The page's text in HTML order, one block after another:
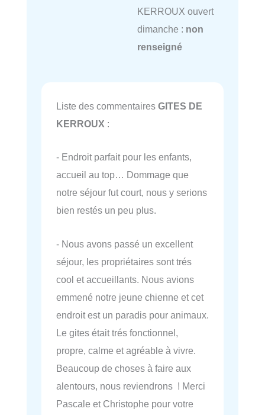
KERROUX ouvert
dimanche : non
renseigné
Liste des commentaires GITES DE
KERROUX :
- Endroit parfait pour les enfants,
accueil au top… Dommage que
notre séjour fut court, nous y serions
bien restés un peu plus.
- Nous avons passé un excellent
séjour, les propriétaires sont trés
cool et accueillants. Nous avions
emmené notre jeune chienne et cet
endroit est un paradis pour animaux.
Le gites était trés fonctionnel,
propre, calme et agréable à vivre.
Beaucoup de choses à faire aux
alentours, nous reviendrons ! Merci
Pascale et Christophe pour votre